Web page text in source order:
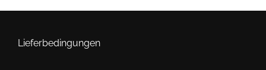
Die
Lieferbedingungen